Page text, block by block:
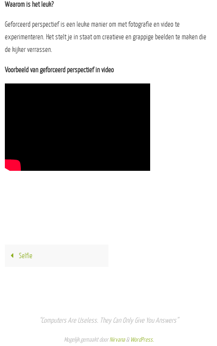
Waarom is het leuk?
Geforceerd perspectief is een leuke manier om met fotografie en video te
experimenteren. Het stelt je in staat om creatieve en grappige beelden te maken die
de kijker verrassen.
Voorbeeld van geforceerd perspectief in video
Selfie
“Computers Are Useless. They Can Only Give You Answers”
Mogelijk gemaakt doorNirvana& WordPress.